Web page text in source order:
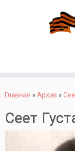
Главная » Архив »
Сеет